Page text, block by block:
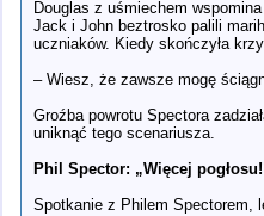
Douglas z uśmiechem
Jack i John beztrosko palili
uczniaków. Kiedy skończyła
– Wiesz, że zawsze mogę
Groźba powrotu Spectora
uniknąć tego scenariusza.
Phil Spector: „Więcej
Spotkanie z Philem Spectorem,